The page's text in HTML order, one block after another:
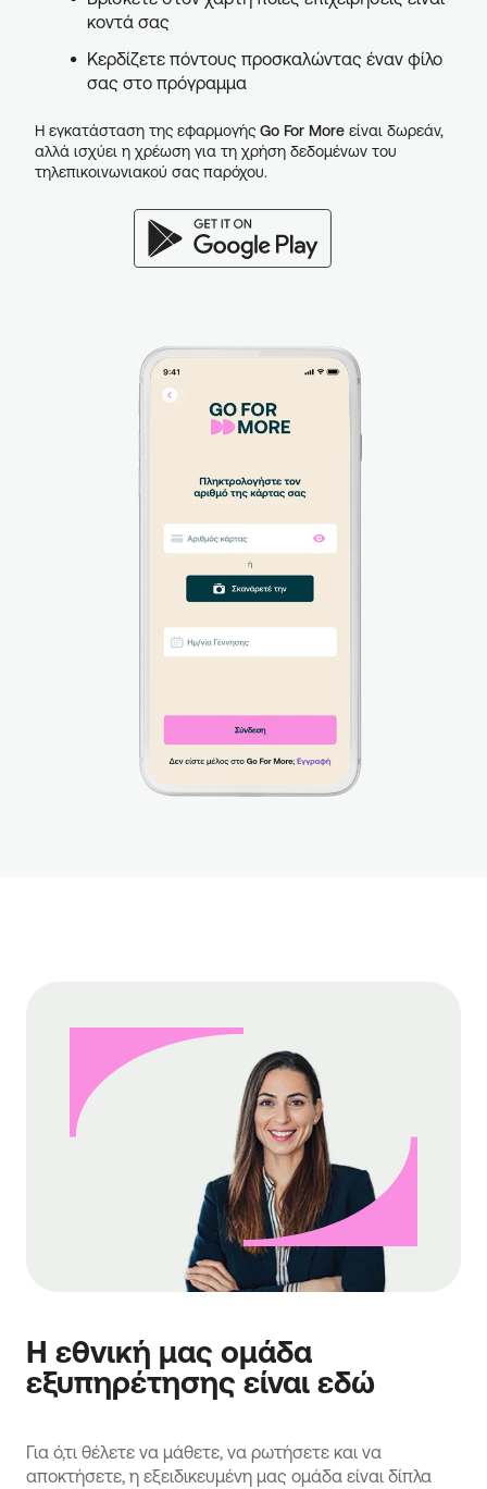
κοντά σας
Κερδίζετε πόντους προσκαλώντας έναν φίλο
σας στο πρόγραμμα
Η εγκατάσταση της εφαρμογής Go For More είναι δωρεάν,
αλλά ισχύει η χρέωση για τη χρήση δεδομένων του
τηλεπικοινωνιακού σας παρόχου.
Η εθνική μας ομάδα
εξυπηρέτησης είναι εδώ
Για ό,τι θέλετε να μάθετε, να ρωτήσετε και να
αποκτήσετε, η εξειδικευμένη μας ομάδα είναι δίπλα